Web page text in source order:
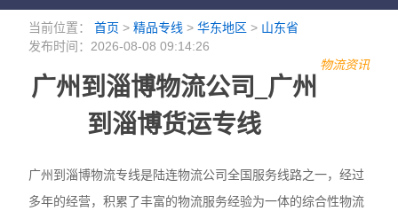
当前位置：首页 >精品专线 >华东地区 > 山东省
发布时间：2026-08-08 09:14:26
物流资讯
广州到淄博物流公司_广州
到淄博货运专线
广州到淄博物流专线是陆连物流公司全国服务线路之一，经过
多年的经营，积累了丰富的物流服务经验为一体的综合性物流